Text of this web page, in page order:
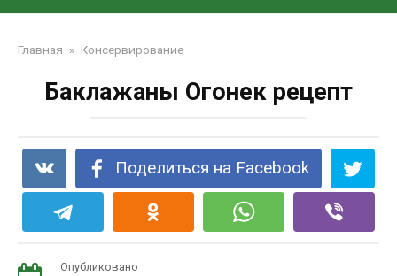
Главная » Консервирование
Баклажаны Огонек рецепт
Поделиться на Facebook
Опубликовано